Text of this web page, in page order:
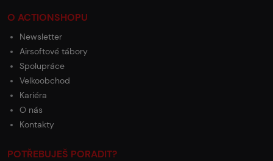
O ACTIONSHOPU
Newsletter
Airsoftové tábory
Spolupráce
Velkoobchod
Kariéra
O nás
Kontakty
POTŘEBUJEŠ PORADIT?